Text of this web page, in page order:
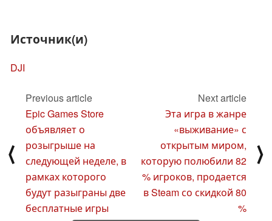
Источник(и)
DJI
⟨
Previous article
Epic Games Store
объявляет о
розыгрыше на
следующей неделе, в
рамках которого
будут разыграны две
бесплатные игры
Next article
Эта игра в жанре
«выживание» с
открытым миром,
которую полюбили 82
% игроков, продается
в Steam со скидкой 80
%
⟩